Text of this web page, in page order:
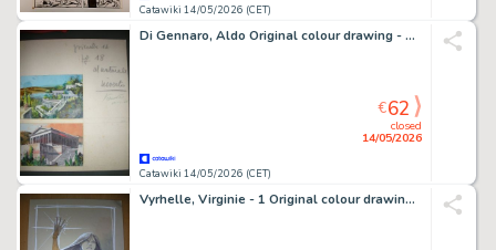
Catawiki 14/05/2026 (CET)
Di Gennaro, Aldo Original colour drawing - Corriere dei Piccoli - Storia di Roma - 1965
Catawiki 14/05/2026 (CET)
closed
14/05/2026
€62
Vyrhelle, Virginie - 1 Original colour drawing - Les Chroniques d'Arcea